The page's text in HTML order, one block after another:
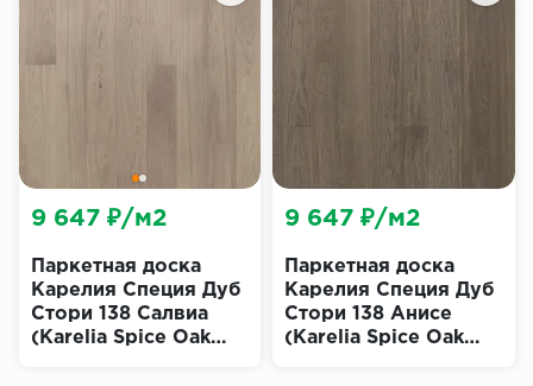
Паркетная доска
Карелия Специя Дуб
Стори 138 Салвиа
(Karelia Spice Oak
9 647 ₽/м2
Паркетная доска
Карелия Специя Дуб
Стори 138 Анисе
(Karelia Spice Oak
9 647 ₽/м2